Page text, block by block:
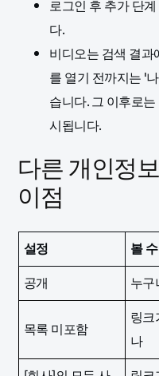
로그인 후 추가 단
다.
비디오는 검색 결
를 열기 전까지는 '
습니다. 그 이후로
시됩니다.
다른 개인정
이점
설정 볼
공개
누구
목록 미포함
링
나